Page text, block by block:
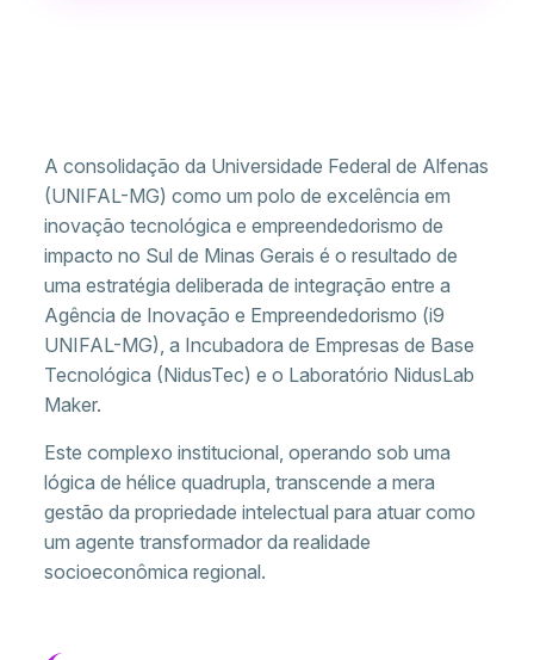
A consolidação da Universidade Federal de Alfenas
(UNIFAL-MG) como um polo de excelência em
inovação tecnológica e empreendedorismo de
impacto no Sul de Minas Gerais é o resultado de
uma estratégia deliberada de integração entre a
Agência de Inovação e Empreendedorismo (i9
UNIFAL-MG), a Incubadora de Empresas de Base
Tecnológica (NidusTec) e o Laboratório NidusLab
Maker.
Este complexo institucional, operando sob uma
lógica de hélice quadrupla, transcende a mera
gestão da propriedade intelectual para atuar como
um agente transformador da realidade
socioeconômica regional.